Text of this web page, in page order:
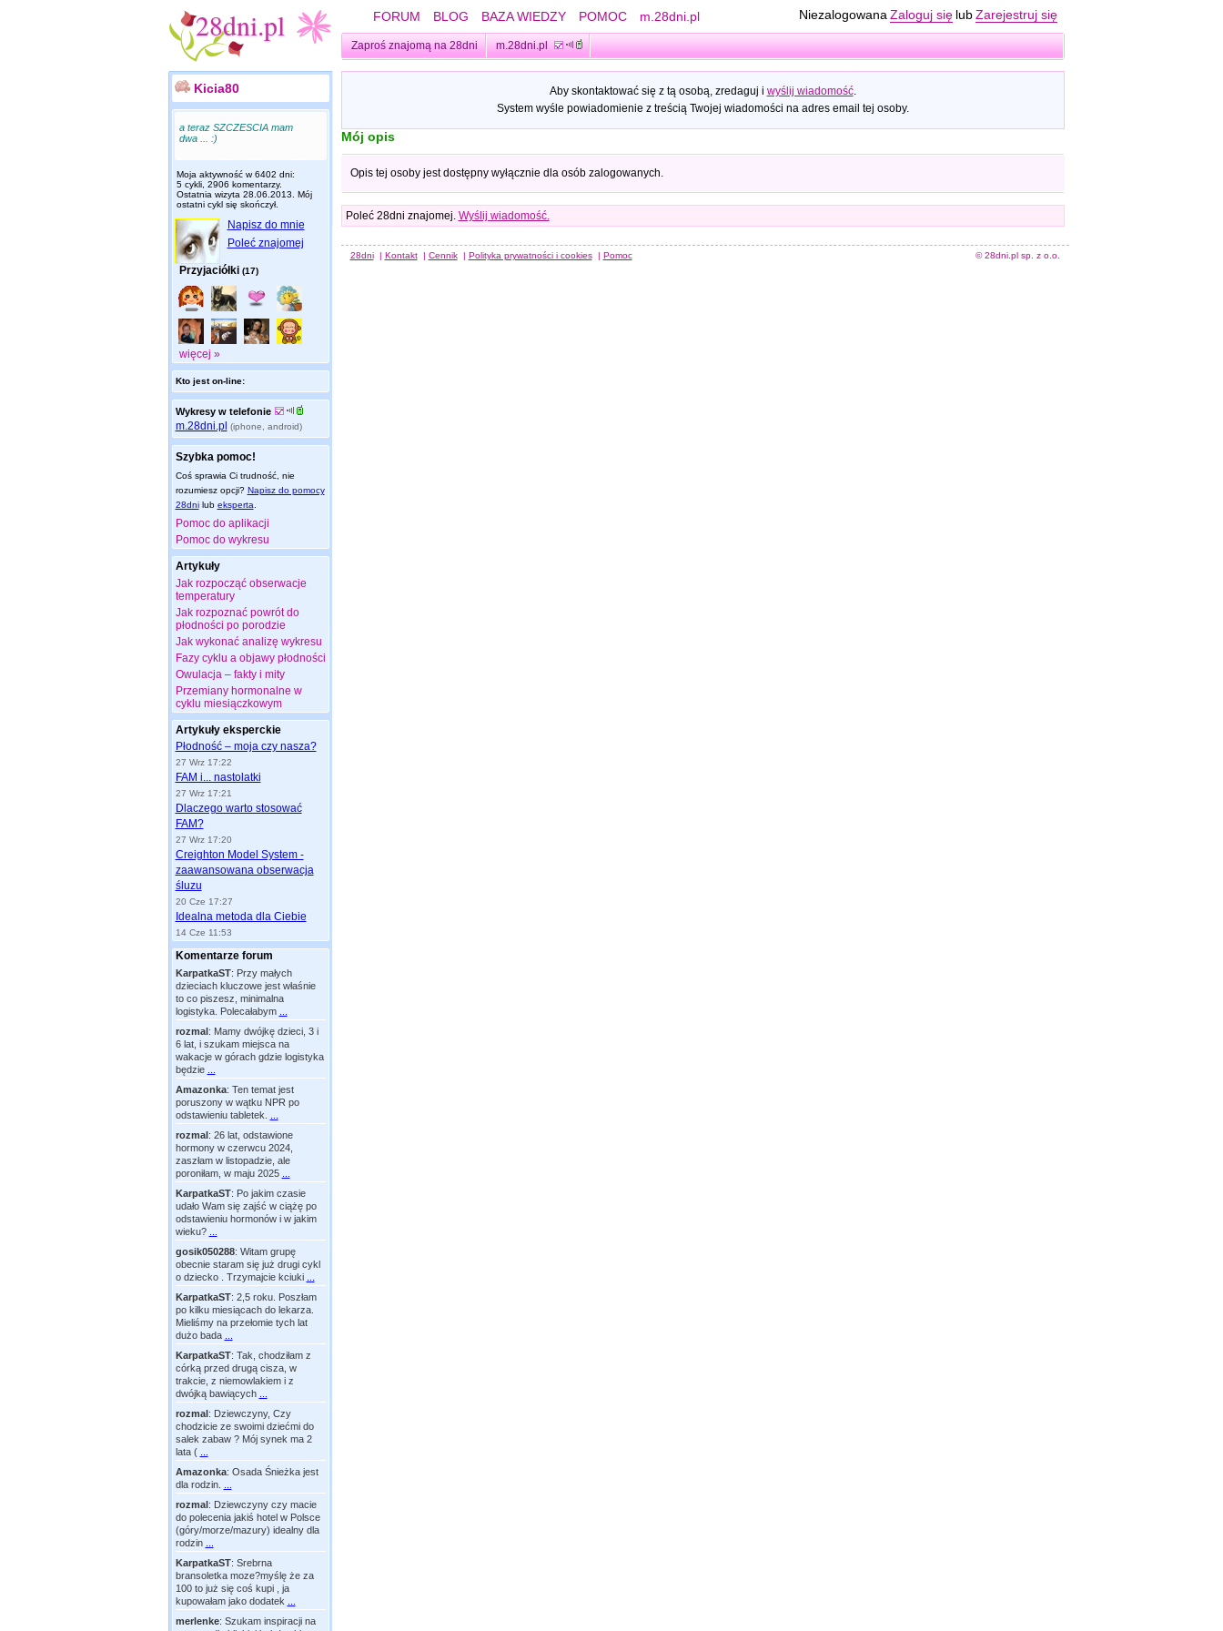
FORUM BLOG BAZA WIEDZY POMOC m.28dni.pl Niezalogowana Zaloguj się lub Zarejestruj się
Zaproś znajomą na 28dni m.28dni.pl
Kicia80
a teraz SZCZESCIA mam
dwa ... :)
Moja aktywność w 6402 dni:
5 cykli, 2906 komentarzy.
Ostatnia wizyta 28.06.2013 . Mój
ostatni cykl się skończył.
Napisz do mnie
Poleć znajomej
Przyjaciółki (17)
więcej »
Kto jest on-line:
Wykresy w telefonie
m.28dni.pl (iphone, android)
Szybka pomoc!
Coś sprawia Ci trudność, nie
rozumiesz opcji? Napisz do pomocy
28dnilub eksperta
Pomoc do aplikacji
Pomoc do wykresu
Artykuły
Jak rozpocząć obserwacje
temperatury
Jak rozpoznać powrót do
płodności po porodzie
Jak wykonać analizę wykresu
Fazy cyklu a objawy płodności
Owulacja – fakty i mity
Przemiany hormonalne w
cyklu miesiączkowym
Artykuły eksperckie
Płodność – moja czy nasza?
27 Wrz 17:22
FAM i... nastolatki
27 Wrz 17:21
Dlaczego warto stosować
FAM?
27 Wrz 17:20
Creighton Model System -
zaawansowana obserwacja
śluzu
20 Cze 17:27
Idealna metoda dla Ciebie
14 Cze 11:53
Komentarze forum
KarpatkaST: Przy małych
dzieciach kluczowe jest właśnie
to co piszesz, minimalna
logistyka. Polecałabym
rozmal: Mamy dwójkę dzieci, 3 i
6 lat, i szukam miejsca na
wakacje w górach gdzie logistyka
będzie
Amazonka: Ten temat jest
poruszony w wątku NPR po
odstawieniu tabletek.
rozmal: 26 lat, odstawione
hormony w czerwcu 2024,
zaszłam w listopadzie, ale
poroniłam, w maju 2025
KarpatkaST: Po jakim czasie
udało Wam się zajść w ciążę po
odstawieniu hormonów i w jakim
wieku?
gosik050288: Witam grupę
obecnie staram się już drugi cykl
o dziecko . Trzymajcie kciuki
KarpatkaST: 2,5 roku. Poszłam
po kilku miesiącach do lekarza.
Mieliśmy na przełomie tych lat
dużo bada
KarpatkaST: Tak, chodziłam z
córką przed drugą cisza, w
trakcie, z niemowlakiem i z
dwójką bawiących
rozmal: Dziewczyny, Czy
chodzicie ze swoimi dziećmi do
salek zabaw ? Mój synek ma 2
lata (
Amazonka: Osada Śnieżka jest
dla rodzin.
rozmal: Dziewczyny czy macie
do polecenia jakiś hotel w Polsce
(góry/morze/mazury) idealny dla
rodzin
KarpatkaST: Srebrna
bransoletka moze?myślę że za
100 to już się coś kupi , ja
kupowałam jako dodatek
merlenke: Szukam inspiracji na
Aby skontaktować się z tą osobą, zredaguj i wyślij wiadomość.
System wyśle powiadomienie z treścią Twojej wiadomości na adres email tej osoby.
Mój opis
Opis tej osoby jest dostępny wyłącznie dla osób zalogowanych.
Poleć 28dni znajomej. Wyślij wiadomość.
28dni | Kontakt | Cennik | Polityka prywatności i cookies | Pomoc © 28dni.pl sp. z o.o.